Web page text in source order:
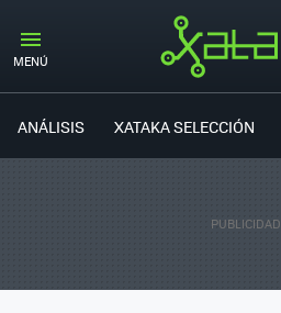
MENÚ
ANÁLISIS XATAKA SELECCIÓN